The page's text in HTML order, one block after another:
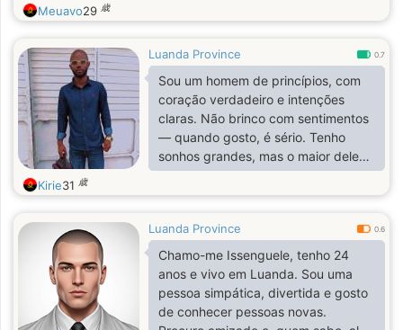
Meuavo29 歳
Luanda Province 0.7
Sou um homem de princípios, com
coração verdadeiro e intenções
claras. Não brinco com sentimentos
— quando gosto, é sério. Tenho
sonhos grandes, mas o maior deles
é construir algo real ao lado de
alguém especial. Sou leal, protetor e
alguém, escolho para ficar. ❤️
Kirie31 歳
Luanda Province 0.6
Chamo-me Issenguele, tenho 24
anos e vivo em Luanda. Sou uma
pessoa simpática, divertida e gosto
de conhecer pessoas novas.